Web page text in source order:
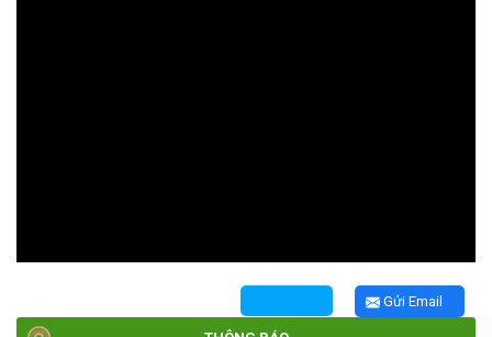
Gửi Email
HỘI NGƯỜI CAO TUỔI XÃ CƯ M’GAR: SƠ KẾT CÔNG TÁC HỘI 6
THÁNG ĐẦU NĂM VÀ KIỆN TOÀN TỔ CHỨC CHI HỘI SAU SÁP